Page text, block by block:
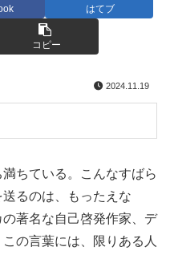
はてブ
コピー
2024.11.19
ちている。こんなすばら
るのは、もったえな
著名な自己啓発作家、デ
の言葉には、限りある人